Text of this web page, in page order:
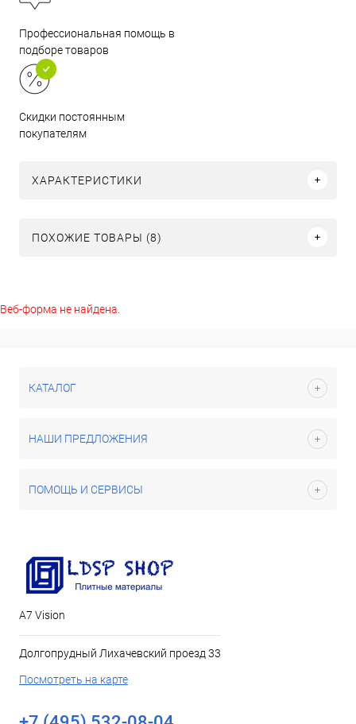
Профессиональная помощь в
подборе товаров
Скидки постоянным
покупателям
ХАРАКТЕРИСТИКИ
ПОХОЖИЕ ТОВАРЫ (8)
Веб-форма не найдена.
КАТАЛОГ
НАШИ ПРЕДЛОЖЕНИЯ
ПОМОЩЬ И СЕРВИСЫ
А7 Vision
Долгопрудный Лихачевский проезд 33
Посмотреть на карте